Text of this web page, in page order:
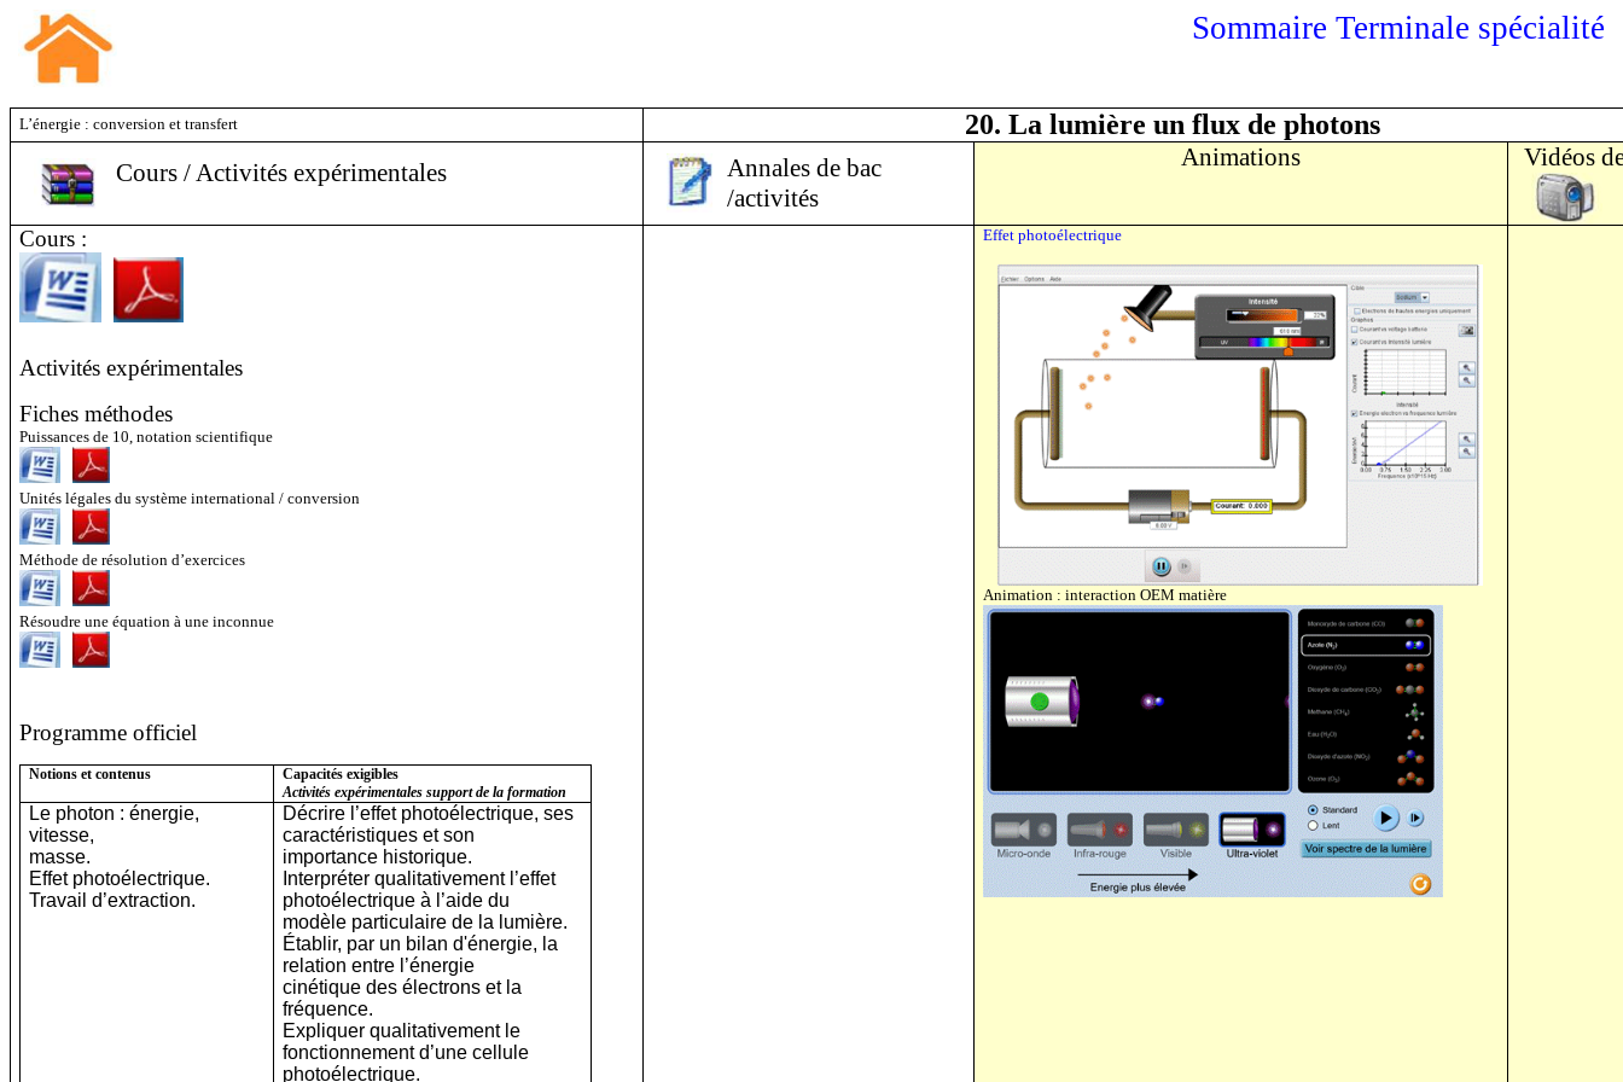
Sommaire Terminale spécialité
L’énergie : conversion et transfert 20. La lumière un flux de photons
Cours / Activités expérimentales
Annales de bac
/activités
Animations Vidéos
Cours :
Activités expérimentales
Fiches méthodes
Puissances de 10, notation scientifique
Unités légales du système international / conversion
Méthode de résolution d’exercices
Résoudre une équation à une inconnue
Programme officiel
Notions et contenus
Capacités exigibles
Activités expérimentales support de la formation
Le photon : énergie,
vitesse,
masse.
Effet photoélectrique.
Travail d’extraction.
Décrire l’effet photoélectrique, ses
caractéristiques et son
importance historique.
Interpréter qualitativement l’effet
photoélectrique à l’aide du
modèle particulaire de la lumière.
Établir, par un bilan d'énergie, la
relation entre l’énergie
cinétique des électrons et la
fréquence.
Expliquer qualitativement le
fonctionnement d’une cellule
photoélectrique.
Effet photoélectrique
Animation :interaction OEM matière